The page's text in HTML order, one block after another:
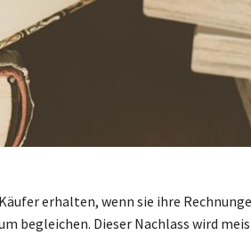
erhalten, wenn sie ihre
begleichen. Dieser Nachlass wird